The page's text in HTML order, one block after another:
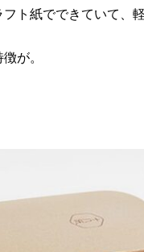
ト紙でできていて、
が。